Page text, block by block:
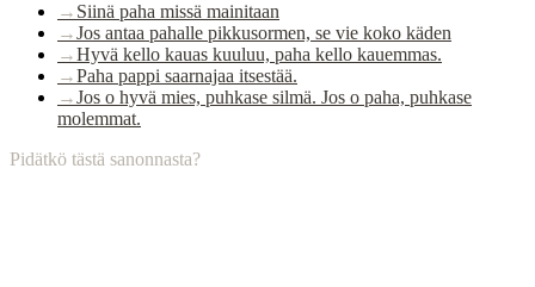
→ Siinä paha missä mainitaan
→Jos antaa pahalle pikkusormen, se vie koko käden
→Hyvä kello kauas kuuluu, paha kello kauemmas.
→Paha pappi saarnajaa itsestää.
→Jos o hyvä mies, puhkase silmä. Jos o paha, puhkase
molemmat.
Pidätkö tästä sanonnasta?